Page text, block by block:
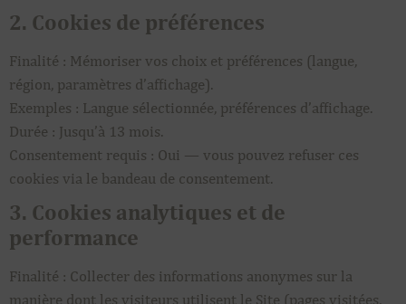
2. Cookies de préférences
Finalité : Mémoriser vos choix et préférences (langue,
région, paramètres d’affichage).
Exemples : Langue sélectionnée, préférences d’affichage.
Durée : Jusqu’à 13 mois.
Consentement requis : Oui — vous pouvez refuser ces
cookies via le bandeau de consentement.
3. Cookies analytiques et de
performance
Finalité : Collecter des informations anonymes sur la
manière dont les visiteurs utilisent le Site (pages visitées,